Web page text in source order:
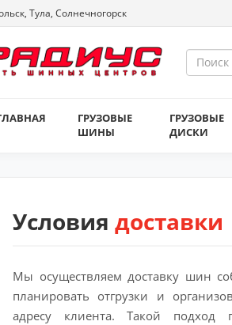
Тула, Солнечногорск
ГРУЗОВЫЕ
ШИНЫ
ГРУЗОВЫЕ
ДИСКИ
Условия доставки
Мы осуществляем доставку шин
планировать отгрузки и
адресу клиента. Такой подход